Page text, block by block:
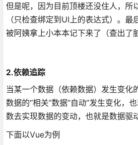
但是呢，因为目前顶楼还没住人，所
（只检查绑定到UI上的表达式）。
被阿姨拿上小本本记下来了（查出了
2.依赖追踪
当某一个数据（依赖数据）发生变化
数据的“相关”数据“自动”发生变化，
数去实现数据的变动，也就是数据驱动
下面以Vue为例